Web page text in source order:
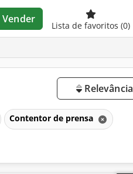
Vender
Lista de favoritos (0)
Relevância
Contentor de prensa